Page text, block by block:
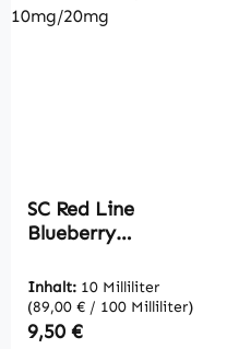
SC Red Line
Blueberry
10mg/20mg
Inhalt: 10 Milliliter
(89,00 € / 100 Milliliter)
Regulärer Preis:
9,50 €